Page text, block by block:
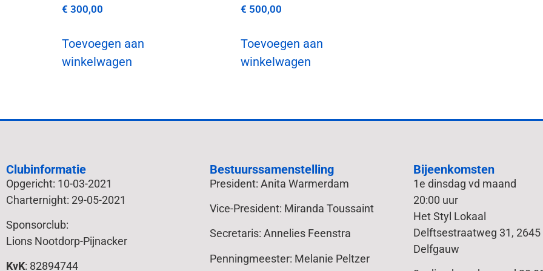
€ 300,00
Toevoegen aan
winkelwagen
€ 500,00
Toevoegen aan
winkelwagen
Clubinformatie
Opgericht: 10-03-2021
Charternight: 29-05-2021
Sponsorclub:
Lions Nootdorp-Pijnacker
KvK: 82894744
Bestuurssamenstelling
President: Anita Warmerdam
Vice-President: Miranda Toussaint
Secretaris: Annelies Feenstra
Penningmeester: Melanie Peltzer
Bijeenkomsten
1e dinsdag vd maand
20:00 uur
Het Styl Lokaal
Delftsestraatweg 31, 2645
Delfgauw